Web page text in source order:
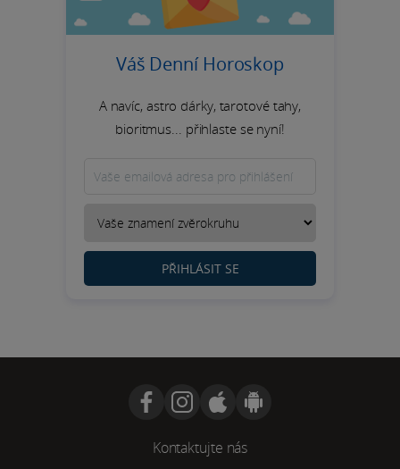
Váš Denní Horoskop
A navíc, astro dárky, tarotové tahy,
bioritmus... přihlaste se nyní!
PŘIHLÁSIT SE
Kontaktujte nás